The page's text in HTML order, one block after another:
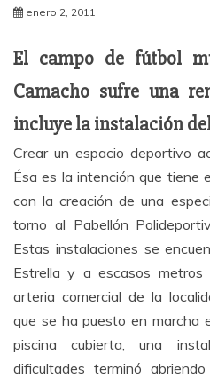
enero 2, 2011
El campo de fútbol
Camacho sufre una
incluye la instalación
Crear un espacio deportivo
Ésa es la intención que tiene
con la creación de una
torno al Pabellón
Estas instalaciones se
Estrella y a escasos
arteria comercial de la
que se ha puesto en marcha
piscina cubierta, una
dificultades terminó